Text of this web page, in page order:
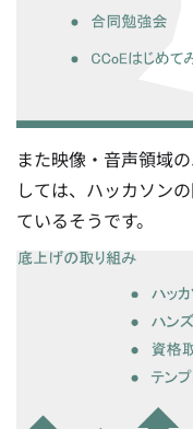
また映像・音声領域
しては、ハッカソン
ているそうです。